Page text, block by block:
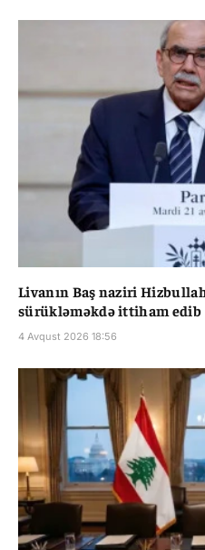
Livanın Baş naziri
sürükləməkdə ittiham edib
4 Avqust 2026 18:56